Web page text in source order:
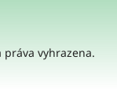
práva vyhrazena.